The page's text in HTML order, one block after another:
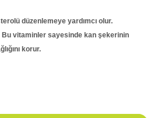
düzenlemeye yardımcı olur.
vitaminler sayesinde kan şekerinin
korur.